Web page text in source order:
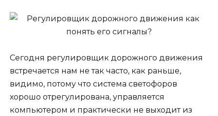
Сегодня регулировщик дорожного движения
встречается нам не так часто, как раньше,
видимо, потому что система светофоров
хорошо отрегулирована, управляется
компьютером и практически не выходит из